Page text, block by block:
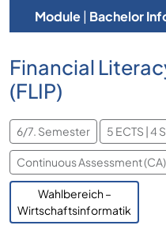
Module| Bachelor
Financial
(FLIP)
6/7. Semester 5 ECTS | 4
Continuous Assessment (CA)
Wahlbereich –
Wirtschaftsinformatik